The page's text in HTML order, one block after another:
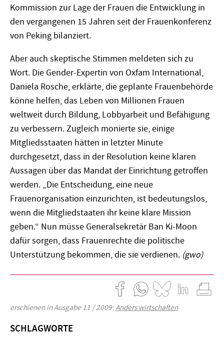
Kommission zur Lage der Frauen die Entwicklung in
den vergangenen 15 Jahren seit der Frauenkonferenz
von Peking bilanziert.
Aber auch skeptische Stimmen meldeten sich zu
Wort. Die Gender-Expertin von Oxfam International,
Daniela Rosche, erklärte, die geplante Frauenbehörde
könne helfen, das Leben von Millionen Frauen
weltweit durch Bildung, Lobbyarbeit und Befähigung
zu verbessern. Zugleich monierte sie, einige
Mitgliedsstaaten hätten in letzter Minute
durchgesetzt, dass in der Resolution keine klaren
Aussagen über das Mandat der Einrichtung getroffen
werden. „Die Entscheidung, eine neue
Frauenorganisation einzurichten, ist bedeutungslos,
wenn die Mitgliedstaaten ihr keine klare Mission
geben.“ Nun müsse Generalsekretär Ban Ki-Moon
dafür sorgen, dass Frauenrechte die politische
Unterstützung bekommen, die sie verdienen. (gwo)
erschienen in Ausgabe 11 / 2009:Anders wirtschaften
SCHLAGWORTE